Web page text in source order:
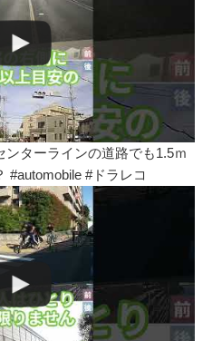
ンターラインの道路でも1.5ｍ
#automobile #ドラレコ